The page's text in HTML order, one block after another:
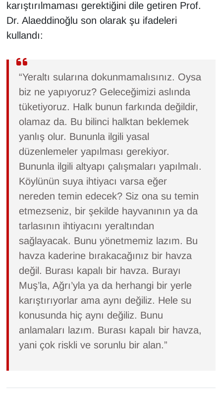
karıştırılmaması gerektiğini dile getiren Prof.
Dr. Alaeddinoğlu son olarak şu ifadeleri
kullandı:
“Yeraltı sularına dokunmamalısınız. Oysa
biz ne yapıyoruz? Geleceğimizi aslında
tüketiyoruz. Halk bunun farkında değildir,
olamaz da. Bu bilinci halktan beklemek
yanlış olur. Bununla ilgili yasal
düzenlemeler yapılması gerekiyor.
Bununla ilgili altyapı çalışmaları yapılmalı.
Köylünün suya ihtiyacı varsa eğer
nereden temin edecek? Siz ona su temin
etmezseniz, bir şekilde hayvanının ya da
tarlasının ihtiyacını yeraltından
sağlayacak. Bunu yönetmemiz lazım. Bu
havza kaderine bırakacağınız bir havza
değil. Burası kapalı bir havza. Burayı
Muş’la, Ağrı’yla ya da herhangi bir yerle
karıştırıyorlar ama aynı değiliz. Hele su
konusunda hiç aynı değiliz. Bunu
anlamaları lazım. Burası kapalı bir havza,
yani çok riskli ve sorunlu bir alan.”